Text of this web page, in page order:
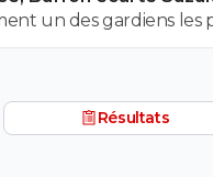
un des gardiens les
Résultats